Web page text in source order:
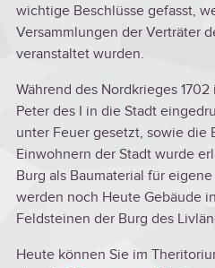
wichtige Beschlüsse gefasst,
Versammlungen der Verträter
veranstaltet wurden.
Während des Nordkrieges
Peter des I in die Stadt
unter Feuer gesetzt, sowie die
Einwohnern der Stadt wurde
Burg als Baumaterial für
werden noch Heute Gebäude
Feldsteinen der Burg des
Heute können Sie im